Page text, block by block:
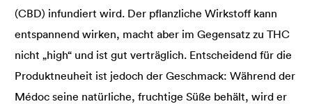
(CBD) infundiert wird. Der pflanzliche Wirkstoff kann
entspannend wirken, macht aber im Gegensatz zu THC
nicht „high“ und ist gut verträglich. Entscheidend für die
Produktneuheit ist jedoch der Geschmack: Während der
Médoc seine natürliche, fruchtige Süße behält, wird er